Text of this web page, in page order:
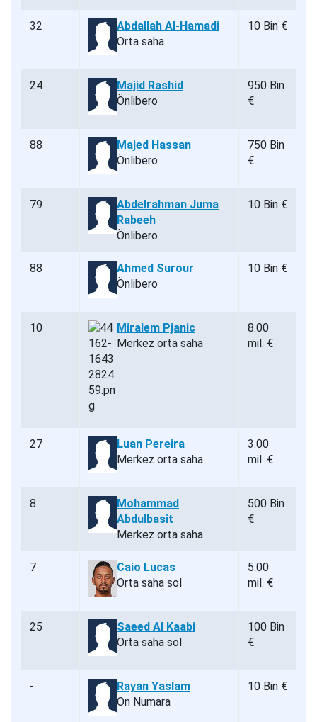
32
Abdallah Al-Hamadi
Orta saha
10 Bin €
24
Majid Rashid
Önlibero
950 Bin
€
88
Majed Hassan
Önlibero
750 Bin
€
79
Abdelrahman Juma
Rabeeh
Önlibero
10 Bin €
88
Ahmed Surour
Önlibero
10 Bin €
10
Miralem Pjanic
Merkez orta saha
8.00
mil. €
27
Luan Pereira
Merkez orta saha
3.00
mil. €
8
Mohammad
Abdulbasit
Merkez orta saha
500 Bin
€
7
Caio Lucas
Orta saha sol
5.00
mil. €
25
Saeed Al Kaabi
Orta saha sol
100 Bin
€
-
Rayan Yaslam
On Numara
10 Bin €